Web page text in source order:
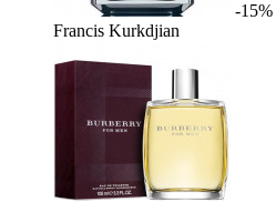
-15%
Francis Kurkdjian